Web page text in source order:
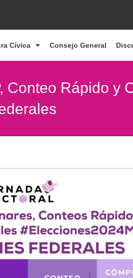
Cívica Consejo General
Conteo Rápido y